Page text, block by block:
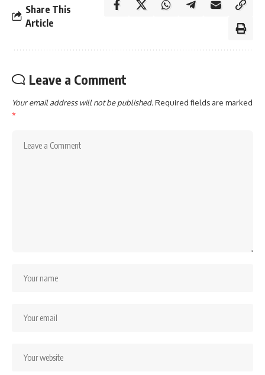
Share This
Article
Leave a Comment
Your email address will not be published.Required fields are marked
*